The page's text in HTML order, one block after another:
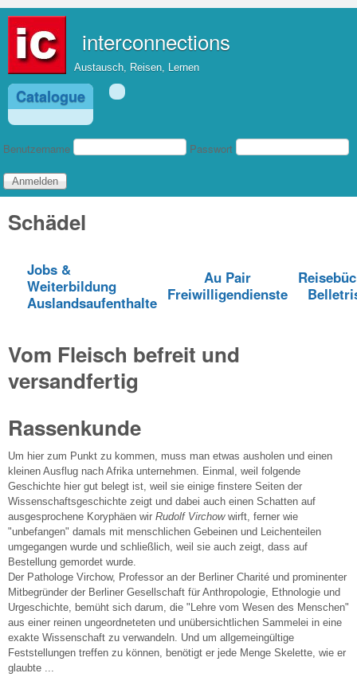
interconnections
Austausch, Reisen, Lernen
Catalogue
Benutzeranmeldung
Benutzername Passwort
Schädel
Jobs &
Weiterbildung
Auslandsaufenthalte
Au Pair
Freiwilligendienste
Vom Fleisch befreit und
versandfertig
Rassenkunde
Um hier zum Punkt zu kommen, muss man etwas ausholen und einen
kleinen Ausflug nach Afrika unternehmen. Einmal, weil folgende
Geschichte hier gut belegt ist, weil sie einige finstere Seiten der
Wissenschaftsgeschichte zeigt und dabei auch einen Schatten auf
ausgesprochene Koryphäen wir Rudolf Virchowwirft, ferner wie
"unbefangen" damals mit menschlichen Gebeinen und Leichenteilen
umgegangen wurde und schließlich, weil sie auch zeigt, dass auf
Bestellung gemordet wurde.
Der Pathologe Virchow, Professor an der Berliner Charité und prominenter
Mitbegründer der Berliner Gesellschaft für Anthropologie, Ethnologie und
Urgeschichte, bemüht sich darum, die "Lehre vom Wesen des Menschen"
aus einer reinen ungeordneteten und unübersichtlichen Sammelei in eine
exakte Wissenschaft zu verwandeln. Und um allgemeingültige
Feststellungen treffen zu können, benötigt er jede Menge Skelette, wie er
glaubte ...